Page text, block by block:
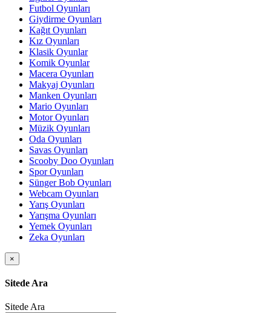
Futbol Oyunları
Giydirme Oyunları
Kağıt Oyunları
Kız Oyunları
Klasik Oyunlar
Komik Oyunlar
Macera Oyunları
Makyaj Oyunları
Manken Oyunları
Mario Oyunları
Motor Oyunları
Müzik Oyunları
Oda Oyunları
Savas Oyunları
Scooby Doo Oyunları
Spor Oyunları
Sünger Bob Oyunları
Webcam Oyunları
Yarış Oyunları
Yarışma Oyunları
Yemek Oyunları
Zeka Oyunları
×
Sitede Ara
Sitede Ara